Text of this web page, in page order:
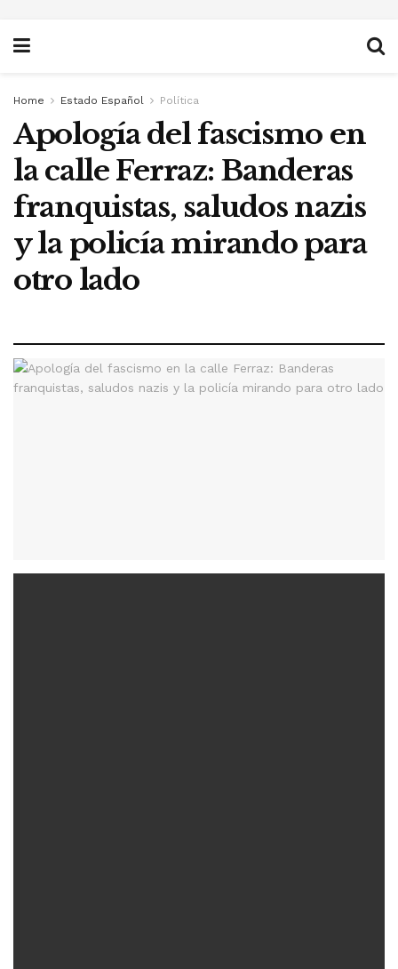
Home Estado Español Política
Apología del fascismo en
la calle Ferraz: Banderas
franquistas, saludos nazis
y la policía mirando para
otro lado